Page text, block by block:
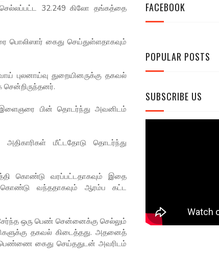
32.249 கிலோ தங்கத்தை
பொலிஸார் கைது செய்துள்ளதாகவும்
புலனாய்வு துறையினருக்கு தகவல்
இளைஞரை பின் தொடர்ந்து அவனிடம்
மீட்டதோடு தொடர்ந்து
கொண்டு வரப்பட்டதாகவும் இதை
கொண்டு வந்ததாகவும் ஆரம்ப கட்ட
ஒரு பெண் சென்னைக்கு செல்லும்
தகவல் கிடைத்தது. அதனைத்
பெண்ணை கைது செய்ததுடன் அவரிடம்
FACEBOOK
POPULAR POSTS
SUBSCRIBE US